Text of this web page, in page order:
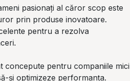
pasionați al căror scop este
prin produse inovatoare.
pentru a rezolva
concepute pentru companiile mici
și optimizeze performanța.